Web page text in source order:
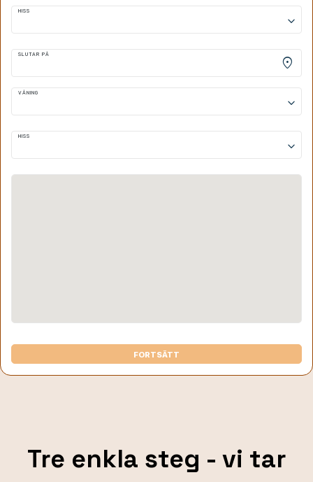
HISS
keyboard_arrow_down
SLUTAR PÅ
location_on
VÅNING
keyboard_arrow_down
HISS
keyboard_arrow_down
FORTSÄTT
Tre enkla steg - vi tar